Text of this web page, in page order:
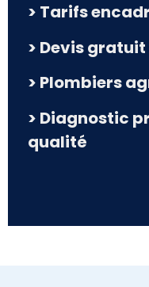
> Tarifs
> Devis
> Plombiers
> Diagnostic
qualité